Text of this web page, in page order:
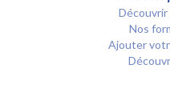
Nos
Ajouter